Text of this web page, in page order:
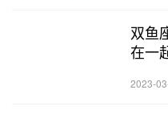
双鱼
在一
2023-